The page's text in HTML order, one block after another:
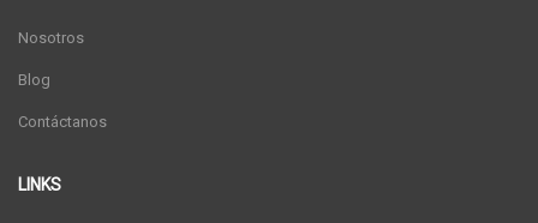
Nosotros
Blog
Contáctanos
LINKS